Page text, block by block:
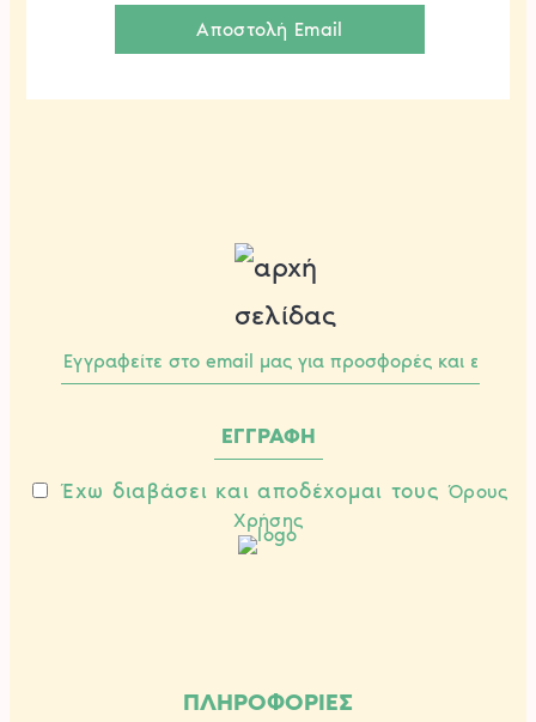
Αποστολή Email
Έχω διαβάσει και αποδέχομαι τουςΌρους
Χρήσης
ΠΛΗΡΟΦΟΡΙΕΣ